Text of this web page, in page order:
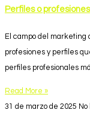
Perfiles o
El campo del marketing
profesiones y perfiles
perfiles profesionales
Read More »
31 de marzo de 2025